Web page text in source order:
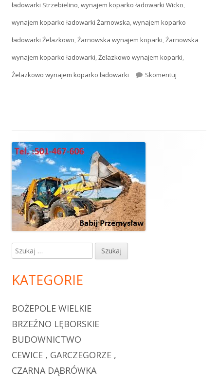
ładowarki Strzebielino,wynajem koparko ładowarki Wicko,
wynajem koparko ładowarki Żarnowska,wynajem koparko
ładowarki Żelazkowo,Żarnowska wynajem koparki,Żarnowska
wynajem koparko ładowarki,Żelazkowo wynajem koparki,
Żelazkowo wynajem koparko ładowarki
Skomentuj
Główny
panel
boczny
Szukaj:
KATEGORIE
BOŻEPOLE WIELKIE
BRZEŹNO LĘBORSKIE
BUDOWNICTWO
CEWICE , GARCZEGORZE ,
CZARNA DĄBRÓWKA